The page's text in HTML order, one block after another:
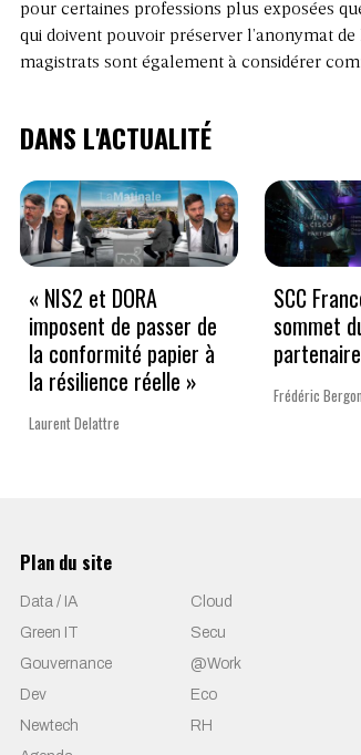
pour certaines professions plus exposées
qui doivent pouvoir préserver l’anonymat
magistrats sont également à considérer
DANS L'ACTUALITÉ
« NIS2 et DORA
imposent de passer de
la conformité papier à
la résilience réelle »
Laurent Delattre
SCC
sommet
Frédéric
Plan du site
Data / IA
Cloud
Green IT
Secu
Gouvernance
@Work
Dev
Eco
Newtech
RH